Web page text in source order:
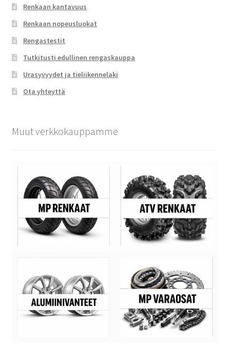
Renkaan kantavuus
Renkaan nopeusluokat
Rengastestit
Tutkitusti edullinen rengaskauppa
Urasyvyydet ja tieliikennelaki
Ota yhteyttä
Muut verkkokauppamme